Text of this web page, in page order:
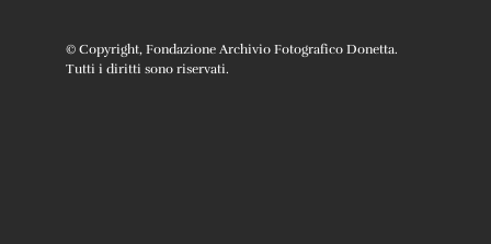
© Copyright, Fondazione Archivio Fotografico Donetta.
Tutti i diritti sono riservati.